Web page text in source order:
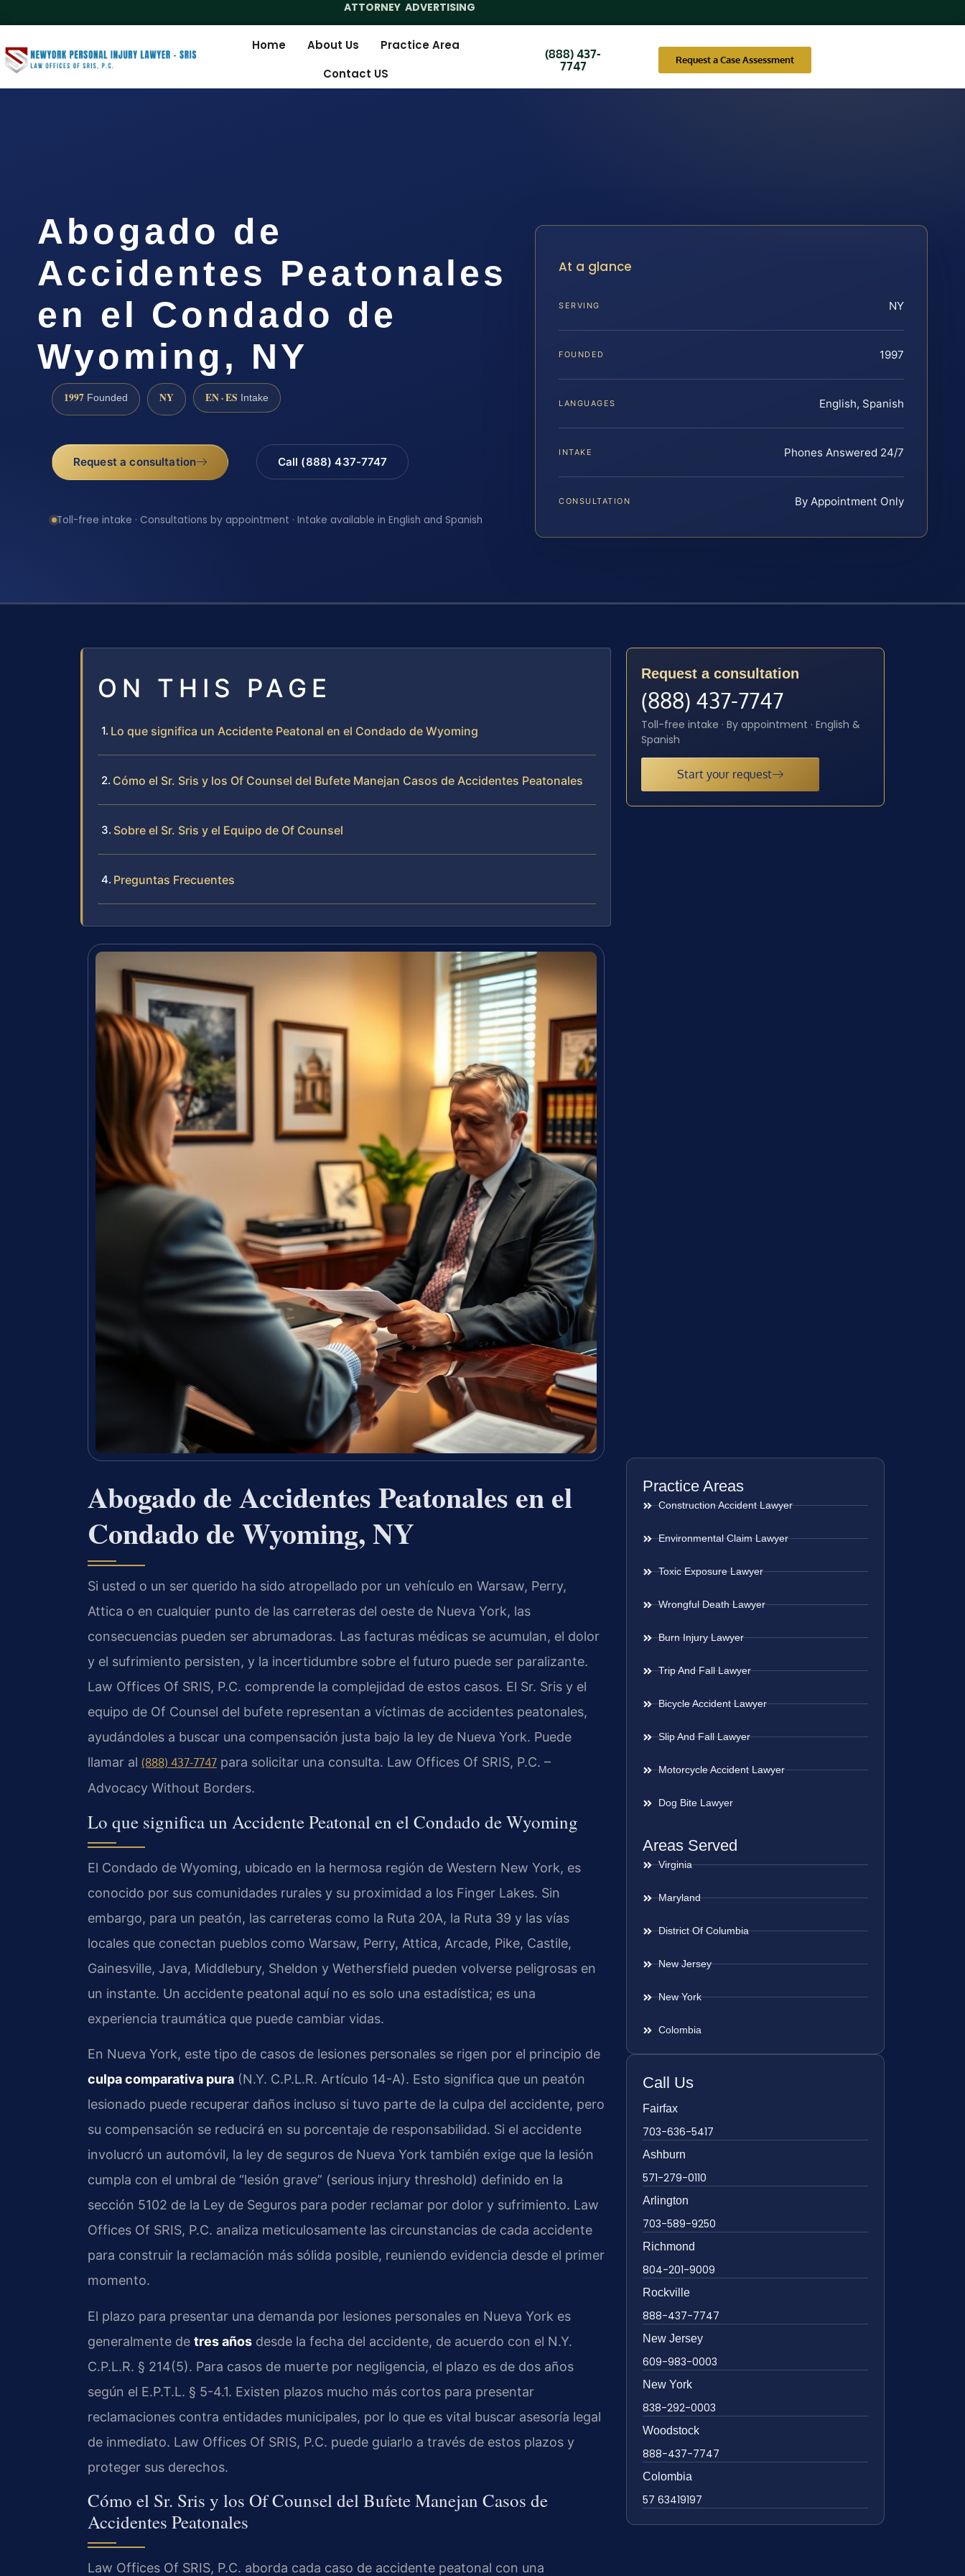
ATTORNEY ADVERTISING
Home About Us
Practice Area
Contact US
(888) 437-
7747
Request a Case Assessment
Abogado de
Accidentes Peatonales
en el Condado de
Wyoming, NY
1997 Founded NY EN · ES Intake
Request a consultation Call (888) 437-7747
Toll-free intake · Consultations by appointment · Intake available in English and Spanish
At a glance
SERVING NY
FOUNDED 1997
LANGUAGES English, Spanish
INTAKE Phones Answered 24/7
CONSULTATION By Appointment Only
ON THIS PAGE
Lo que significa un Accidente Peatonal en el Condado de Wyoming
Cómo el Sr. Sris y los Of Counsel del Bufete Manejan Casos de Accidentes Peatonales
Sobre el Sr. Sris y el Equipo de Of Counsel
Preguntas Frecuentes
Abogado de Accidentes Peatonales en el
Condado de Wyoming, NY
Si usted o un ser querido ha sido atropellado por un vehículo en Warsaw, Perry,
Attica o en cualquier punto de las carreteras del oeste de Nueva York, las
consecuencias pueden ser abrumadoras. Las facturas médicas se acumulan, el dolor
y el sufrimiento persisten, y la incertidumbre sobre el futuro puede ser paralizante.
Law Offices Of SRIS, P.C. comprende la complejidad de estos casos. El Sr. Sris y el
equipo de Of Counsel del bufete representan a víctimas de accidentes peatonales,
ayudándoles a buscar una compensación justa bajo la ley de Nueva York. Puede
llamar al (888) 437-7747 para solicitar una consulta. Law Offices Of SRIS, P.C. –
Advocacy Without Borders.
Lo que significa un Accidente Peatonal en el Condado de Wyoming
El Condado de Wyoming, ubicado en la hermosa región de Western New York, es
conocido por sus comunidades rurales y su proximidad a los Finger Lakes. Sin
embargo, para un peatón, las carreteras como la Ruta 20A, la Ruta 39 y las vías
locales que conectan pueblos como Warsaw, Perry, Attica, Arcade, Pike, Castile,
Gainesville, Java, Middlebury, Sheldon y Wethersfield pueden volverse peligrosas en
un instante. Un accidente peatonal aquí no es solo una estadística; es una
experiencia traumática que puede cambiar vidas.
En Nueva York, este tipo de casos de lesiones personales se rigen por el principio de
culpa comparativa pura (N.Y. C.P.L.R. Artículo 14-A). Esto significa que un peatón
lesionado puede recuperar daños incluso si tuvo parte de la culpa del accidente, pero
su compensación se reducirá en su porcentaje de responsabilidad. Si el accidente
involucró un automóvil, la ley de seguros de Nueva York también exige que la lesión
cumpla con el umbral de “lesión grave” (serious injury threshold) definido en la
sección 5102 de la Ley de Seguros para poder reclamar por dolor y sufrimiento. Law
Offices Of SRIS, P.C. analiza meticulosamente las circunstancias de cada accidente
para construir la reclamación más sólida posible, reuniendo evidencia desde el primer
momento.
El plazo para presentar una demanda por lesiones personales en Nueva York es
generalmente de tres años desde la fecha del accidente, de acuerdo con el N.Y.
C.P.L.R. § 214(5). Para casos de muerte por negligencia, el plazo es de dos años
según el E.P.T.L. § 5-4.1. Existen plazos mucho más cortos para presentar
reclamaciones contra entidades municipales, por lo que es vital buscar asesoría legal
de inmediato. Law Offices Of SRIS, P.C. puede guiarlo a través de estos plazos y
proteger sus derechos.
Cómo el Sr. Sris y los Of Counsel del Bufete Manejan Casos de
Accidentes Peatonales
Law Offices Of SRIS, P.C. aborda cada caso de accidente peatonal con una
Request a consultation
(888) 437-7747
Toll-free intake · By appointment · English &
Spanish
Start your request
Practice Areas
Construction Accident Lawyer
Environmental Claim Lawyer
Toxic Exposure Lawyer
Wrongful Death Lawyer
Burn Injury Lawyer
Trip And Fall Lawyer
Bicycle Accident Lawyer
Slip And Fall Lawyer
Motorcycle Accident Lawyer
Dog Bite Lawyer
Areas Served
Virginia
Maryland
District Of Columbia
New Jersey
New York
Colombia
Call Us
Fairfax
703-636-5417
Ashburn
571-279-0110
Arlington
703-589-9250
Richmond
804-201-9009
Rockville
888-437-7747
New Jersey
609-983-0003
New York
838-292-0003
Woodstock
888-437-7747
Colombia
57 63419197